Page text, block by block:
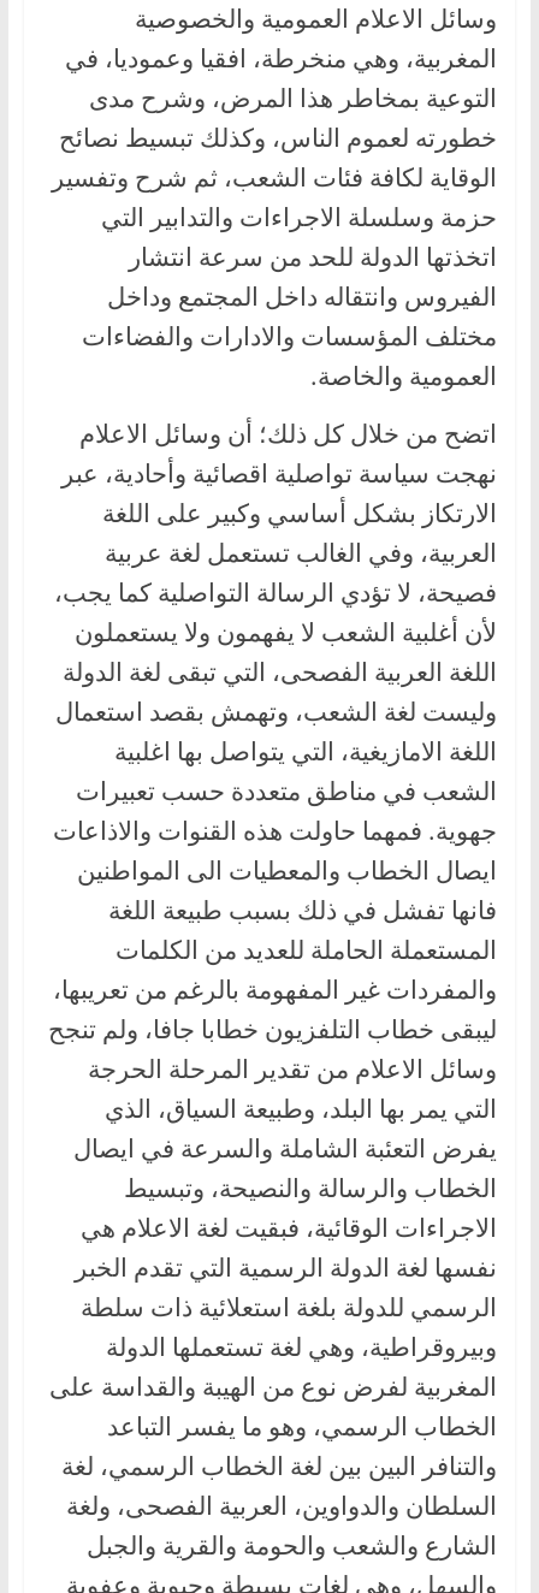
وسائل الاعلام العمومية والخصوصية
المغربية، وهي منخرطة، افقيا وعموديا، في
التوعية بمخاطر هذا المرض، وشرح مدى
خطورته لعموم الناس، وكذلك تبسيط نصائح
الوقاية لكافة فئات الشعب، ثم شرح وتفسير
حزمة وسلسلة الاجراءات والتدابير التي
اتخذتها الدولة للحد من سرعة انتشار
الفيروس وانتقاله داخل المجتمع وداخل
مختلف المؤسسات والادارات والفضاءات
العمومية والخاصة.
اتضح من خلال كل ذلك؛ أن وسائل الاعلام
نهجت سياسة تواصلية اقصائية وأحادية، عبر
الارتكاز بشكل أساسي وكبير على اللغة
العربية، وفي الغالب تستعمل لغة عربية
فصيحة، لا تؤدي الرسالة التواصلية كما يجب،
لأن أغلبية الشعب لا يفهمون ولا يستعملون
اللغة العربية الفصحى، التي تبقى لغة الدولة
وليست لغة الشعب، وتهمش بقصد استعمال
اللغة الامازيغية، التي يتواصل بها اغلبية
الشعب في مناطق متعددة حسب تعبيرات
جهوية. فمهما حاولت هذه القنوات والاذاعات
ايصال الخطاب والمعطيات الى المواطنين
فانها تفشل في ذلك بسبب طبيعة اللغة
المستعملة الحاملة للعديد من الكلمات
والمفردات غير المفهومة بالرغم من تعريبها،
ليبقى خطاب التلفزيون خطابا جافا، ولم تنجح
وسائل الاعلام من تقدير المرحلة الحرجة
التي يمر بها البلد، وطبيعة السياق، الذي
يفرض التعئبة الشاملة والسرعة في ايصال
الخطاب والرسالة والنصيحة، وتبسيط
الاجراءات الوقائية، فبقيت لغة الاعلام هي
نفسها لغة الدولة الرسمية التي تقدم الخبر
الرسمي للدولة بلغة استعلائية ذات سلطة
وبيروقراطية، وهي لغة تستعملها الدولة
المغربية لفرض نوع من الهيبة والقداسة على
الخطاب الرسمي، وهو ما يفسر التباعد
والتنافر البين بين لغة الخطاب الرسمي، لغة
السلطان والدواوين، العربية الفصحى، ولغة
الشارع والشعب والحومة والقرية والجبل
والسهل، وهي لغات بسيطة وحيوية وعفوية